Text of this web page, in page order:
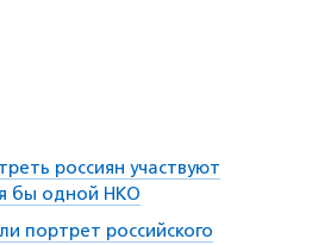
россиян участвуют
бы одной НКО
портрет российского